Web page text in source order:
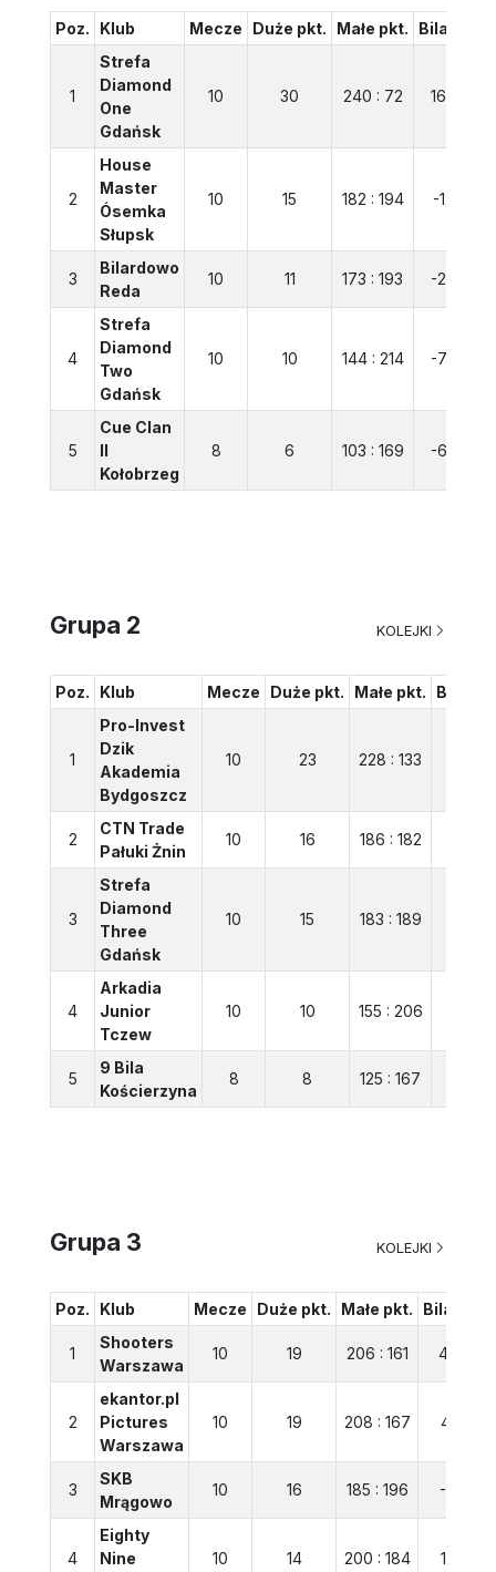
Poz. Klub Mecze Duże pkt. Małe pkt. Bilans
1
Strefa
Diamond
One
Gdańsk
10 30 240 : 72 168
2
House
Master
Ósemka
Słupsk
10 15 182 : 194 -12
3
Bilardowo
Reda
10 11 173 : 193 -20
4
Strefa
Diamond
Two
Gdańsk
10 10 144 : 214 -70
5
Cue Clan
II
Kołobrzeg
8 6 103 : 169 -66
Grupa 2 KOLEJKI
Poz. Klub Mecze Duże pkt. Małe pkt. Bilans
1
Pro-Invest
Dzik
Akademia
Bydgoszcz
10 23 228 : 133
2
CTN Trade
Pałuki Żnin
10 16 186 : 182
3
Strefa
Diamond
Three
Gdańsk
10 15 183 : 189
4
Arkadia
Junior
Tczew
10 10 155 : 206
5
9 Bila
Kościerzyna
8 8 125 : 167
Grupa 3 KOLEJKI
Poz. Klub Mecze Duże pkt. Małe pkt. Bilans
1
Shooters
Warszawa
10 19 206 : 161 45
2
ekantor.pl
Pictures
Warszawa
10 19 208 : 167 41
3
SKB
Mrągowo
10 16 185 : 196 -11
4
Eighty
Nine
10 14 200 : 184 16